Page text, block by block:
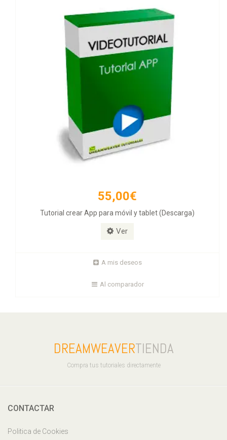
55,00€
Tutorial crear App para móvil y tablet (Descarga)
Ver
A mis deseos
Al comparador
DREAMWEAVERTIENDA
Compra tus tutoriales directamente
CONTACTAR
Politica de Cookies